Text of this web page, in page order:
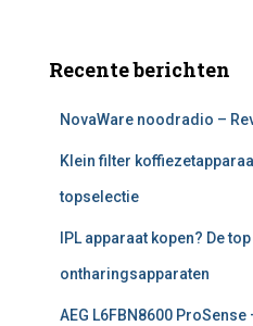
Recente berichten
NovaWare noodradio –
Klein filter
topselectie
IPL apparaat kopen? De
ontharingsapparaten
AEG L6FBN8600